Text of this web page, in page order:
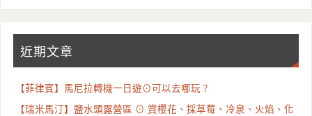
近期文章
【菲律賓】馬尼拉轉機一日遊⊙可以去哪玩 ?
【瑞米馬汀】鹽水頭露營區 ⊙ 賞櫻花、採草莓、冷泉、火焰、化